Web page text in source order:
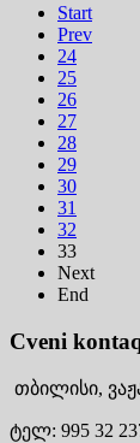
Start
Prev
24
25
26
27
28
29
30
31
32
33
Next
End
Cveni
თბილისი,
ტელ: 995 32